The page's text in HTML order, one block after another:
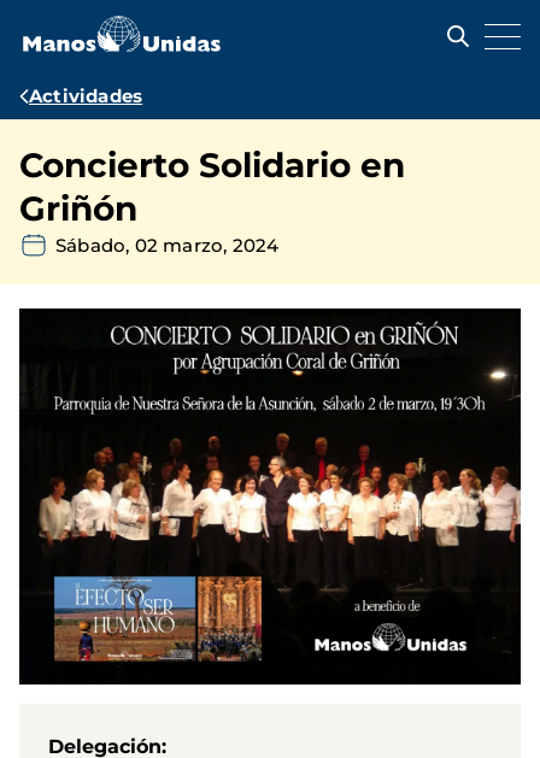
contenido
Ruta
navegación
Actividades
Concierto Solidario en
Griñón
Sábado, 02 marzo, 2024
Delegación